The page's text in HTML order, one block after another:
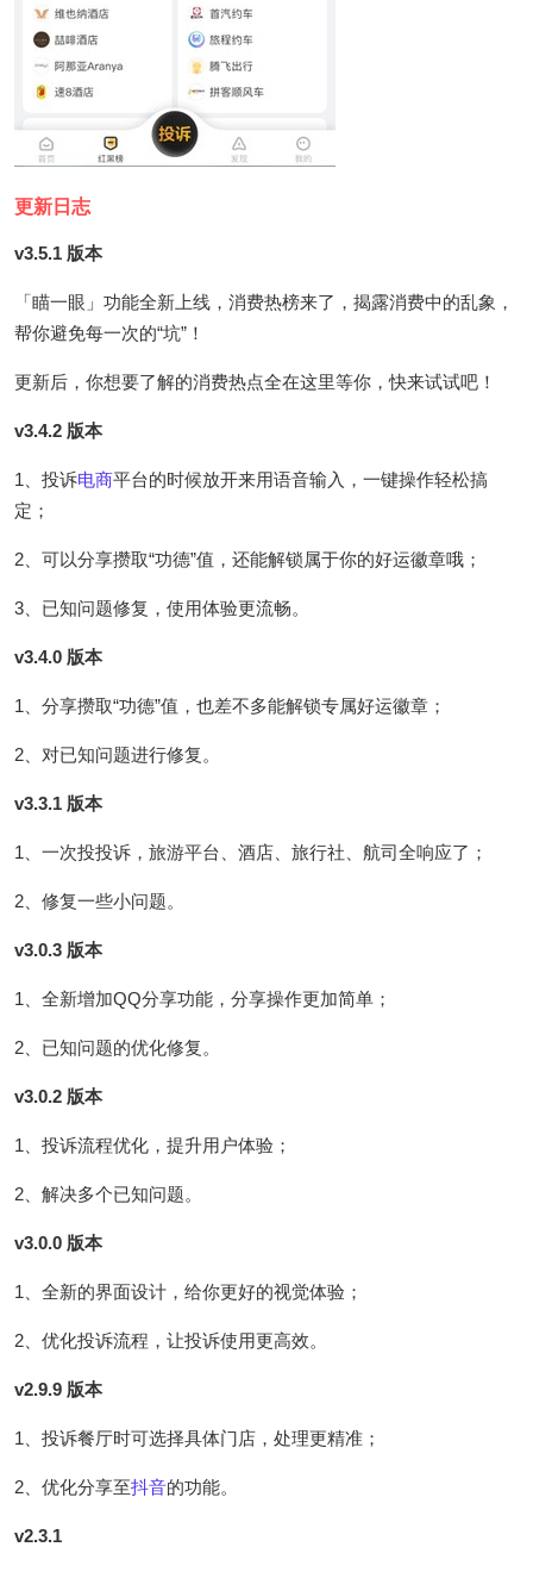
更新日志
v3.5.1 版本
「瞄一眼」功能全新上线，消费热榜来了，揭露消费中的乱象，
帮你避免每一次的“坑”！
更新后，你想要了解的消费热点全在这里等你，快来试试吧！
v3.4.2 版本
1、投诉电商平台的时候放开来用语音输入，一键操作轻松搞
定；
2、可以分享攒取“功德”值，还能解锁属于你的好运徽章哦；
3、已知问题修复，使用体验更流畅。
v3.4.0 版本
1、分享攒取“功德”值，也差不多能解锁专属好运徽章；
2、对已知问题进行修复。
v3.3.1 版本
1、一次投投诉，旅游平台、酒店、旅行社、航司全响应了；
2、修复一些小问题。
v3.0.3 版本
1、全新增加QQ分享功能，分享操作更加简单；
2、已知问题的优化修复。
v3.0.2 版本
1、投诉流程优化，提升用户体验；
2、解决多个已知问题。
v3.0.0 版本
1、全新的界面设计，给你更好的视觉体验；
2、优化投诉流程，让投诉使用更高效。
v2.9.9 版本
1、投诉餐厅时可选择具体门店，处理更精准；
2、优化分享至抖音的功能。
v2.3.1